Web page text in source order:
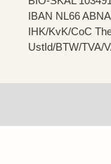
IBAN NL66
IHK/KvK/CoC
UstId/BTW/TVA/